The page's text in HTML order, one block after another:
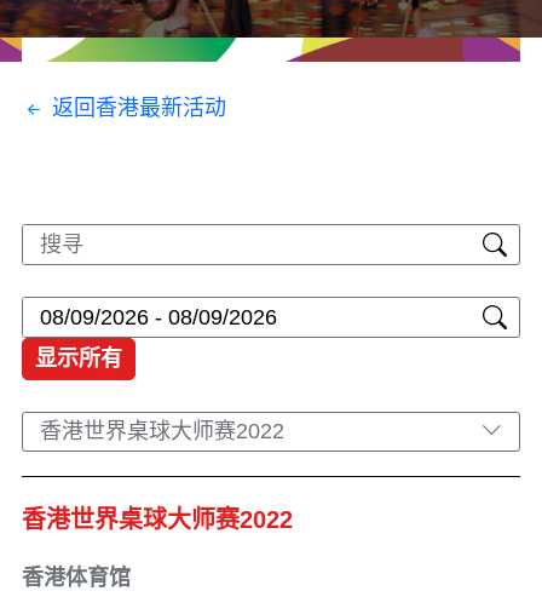
返回香港最新活动
显示所有
香港世界桌球大师赛2022
香港世界桌球大师赛2022
香港体育馆